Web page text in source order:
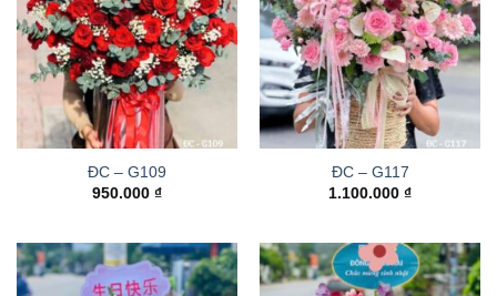
ĐC – G109
950.000 ₫
ĐC – G117
1.100.000 ₫